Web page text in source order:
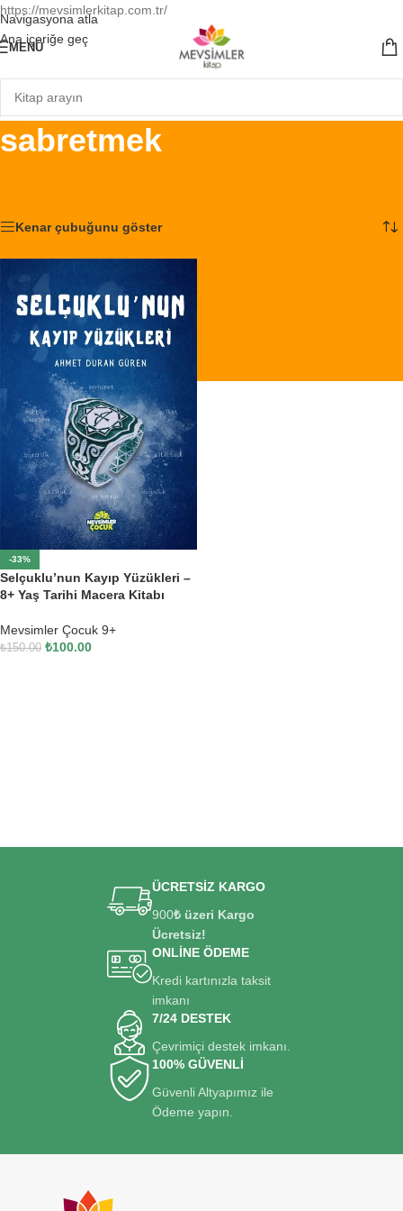
https://mevsimlerkitap.com.tr/
Navigasyona atla
Ana içeriğe geç
MENÜ
sabretmek
Kenar çubuğunu göster
-33%
Selçuklu’nun Kayıp Yüzükleri –
8+ Yaş Tarihi Macera Kitabı
Mevsimler Çocuk 9+
₺150.00 ₺100.00
ÜCRETSİZ KARGO
900₺ üzeri Kargo
Ücretsiz!
ONLİNE ÖDEME
Kredi kartınızla taksit
imkanı
7/24 DESTEK
Çevrimiçi destek imkanı.
100% GÜVENLİ
Güvenli Altyapımız ile
Ödeme yapın.